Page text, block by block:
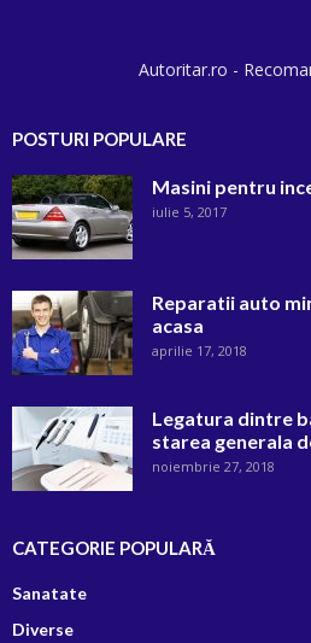
Autoritar.ro -
POSTURI POPULARE
Masini pentru
iulie 5, 2017
Reparatii auto
acasa
aprilie 17, 2018
Legatura dintre
starea generala
noiembrie 27, 2018
CATEGORIE POPULARĂ
Sanatate
Diverse